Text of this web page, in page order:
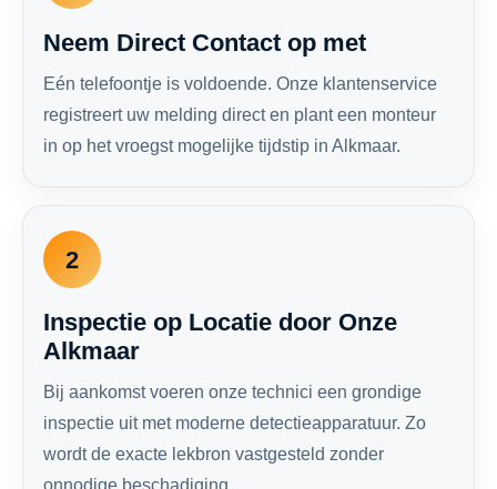
Neem Direct Contact op met
Eén telefoontje is voldoende. Onze klantenservice
registreert uw melding direct en plant een monteur
in op het vroegst mogelijke tijdstip in Alkmaar.
2
Inspectie op Locatie door Onze
Alkmaar
Bij aankomst voeren onze technici een grondige
inspectie uit met moderne detectieapparatuur. Zo
wordt de exacte lekbron vastgesteld zonder
onnodige beschadiging.